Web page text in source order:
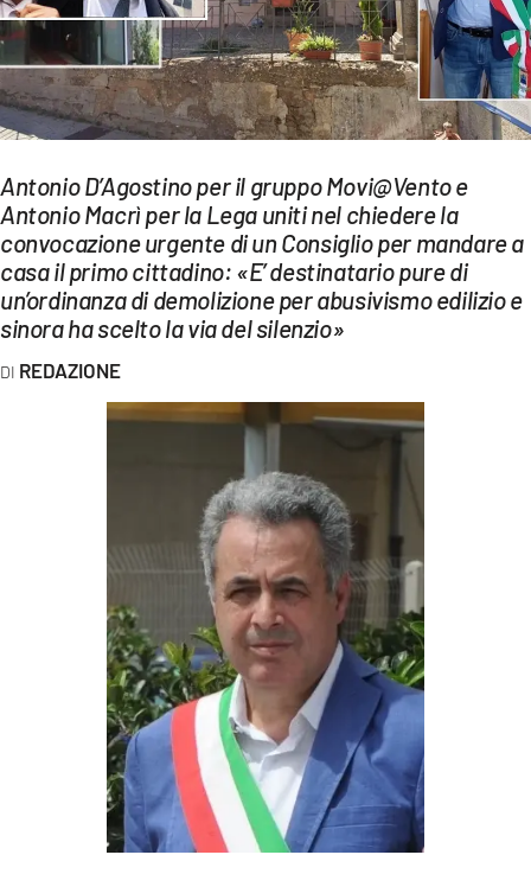
SPORT
Streaming
LAC TV
LAC NETWORK
LAC ONAIR
LaC
Network
LACPLAY.IT
ILREGGINO.IT
COSENZACHANNEL.IT
ILVIBONESE.IT
CATANZAROCHANNEL.IT
LACAPITALENEWS.IT
Antonio D’Agostino per il gruppo Movi@Vento e
Antonio Macrì per la Lega uniti nel chiedere la
convocazione urgente di un Consiglio per mandare a
casa il primo cittadino: «E’ destinatario pure di
un’ordinanza di demolizione per abusivismo edilizio e
sinora ha scelto la via del silenzio»
REDAZIONE